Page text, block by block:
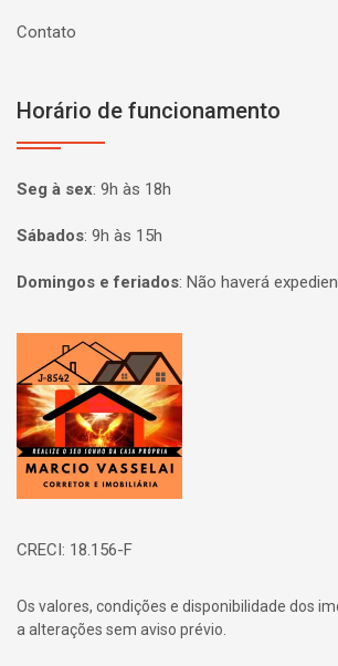
Contato
Horário de funcionamento
Seg à sex: 9h às 18h
Sábados: 9h às 15h
Domingos e feriados: Não haverá
Página inicial
CRECI: 18.156-F
Os valores, condições e disponibilidade dos
a alterações sem aviso prévio.